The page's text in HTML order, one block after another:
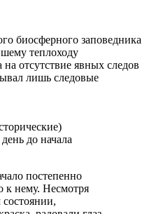
биосферного заповедника
теплоходу
отсутствие явных следов
лишь следовые
до начала
постепенно
к нему. Несмотря